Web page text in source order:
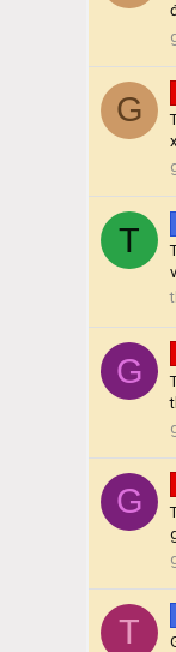
G
T
G
G
T